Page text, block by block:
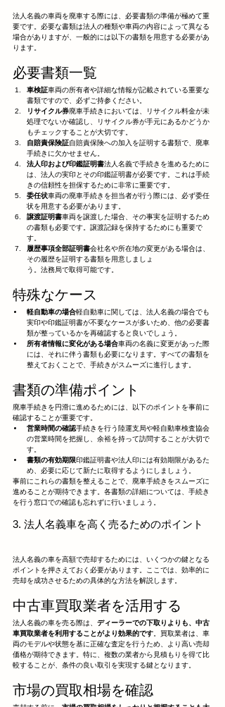
法人名義の車両を廃車する際には、必要書類の準備が極めて重
要です。必要な書類は法人の種類や車両の内容によって異なる
場合がありますが、一般的には以下の書類を用意する必要があ
ります。
必要書類一覧
車検証車両の所有者や詳細な情報が記載されている重要な
書類ですので、必ずご持参ください。
リサイクル券廃車手続きにおいては、リサイクル料金が未
処理でないか確認し、リサイクル券が手元にあるかどうか
もチェックすることが大切です。
自賠責保険証自賠責保険への加入を証明する書類で、廃車
手続きに欠かせません。
法人印および印鑑証明書法人名義で手続きを進めるために
は、法人の実印とその印鑑証明書が必要です。これは手続
きの信頼性を担保するために非常に重要です。
委任状車両の廃車手続きを担当者が行う際には、必ず委任
状を用意する必要があります。
譲渡証明書車両を譲渡した場合、その事実を証明するため
の書類も必要です。譲渡記録を保持するためにも重要で
す。
履歴事項全部証明書会社名や所在地の変更がある場合は、
その履歴を証明する書類を用意しましょ
う。法務局で取得可能です。
特殊なケース
軽自動車の場合軽自動車に関しては、法人名義の場合でも
実印や印鑑証明書が不要なケースが多いため、他の必要書
類が整っているかを再確認すると良いでしょう。
所有者情報に変化がある場合車両の名義に変更があった際
には、それに伴う書類も必要になります。すべての書類を
整えておくことで、手続きがスムーズに進行します。
書類の準備ポイント
廃車手続きを円滑に進めるためには、以下のポイントを事前に
確認することが重要です。
営業時間の確認手続きを行う陸運支局や軽自動車検査協会
の営業時間を把握し、余裕を持って訪問することが大切で
す。
書類の有効期限印鑑証明書や法人印には有効期限があるた
め、必要に応じて新たに取得するようにしましょう。
事前にこれらの書類を整えることで、廃車手続きをスムーズに
進めることが期待できます。各書類の詳細については、手続き
を行う窓口での確認も忘れずに行いましょう。
3. 法人名義車を高く売るためのポイント
法人名義の車を高額で売却するためには、いくつかの鍵となる
ポイントを押さえておく必要があります。ここでは、効率的に
売却を成功させるための具体的な方法を解説します。
中古車買取業者を活用する
法人名義の車を売る際は、 ディーラーでの下取りよりも、中古
車買取業者を利用することがより効果的です 。買取業者は、車
両のモデルや状態を基に正確な査定を行うため、より高い売却
価格が期待できます。特に、複数の業者から見積もりを得て比
較することが、条件の良い取引を実現する鍵となります。
市場の買取相場を確認